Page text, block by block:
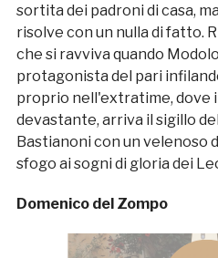
sortita dei padroni di casa,
risolve con un nulla di fatto.
che si ravviva quando
protagonista del pari
proprio nell'extratime, dove
devastante, arriva il sigillo
Bastianoni con un velenoso
sfogo ai sogni di gloria dei
Domenico del Zompo